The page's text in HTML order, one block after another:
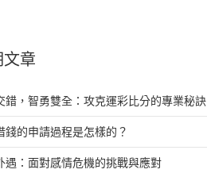
章
錯，智勇雙全：攻克運彩比分的專業秘訣
錢的申請過程是怎樣的？
遇：面對感情危機的挑戰與應對